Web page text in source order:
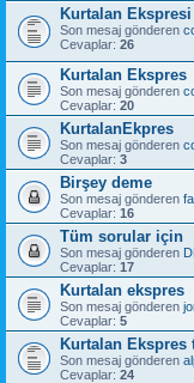
Kurtalan
Son mesaj gönderen
Cevaplar: 26
Kurtalan Ekspres
Son mesaj gönderen
Cevaplar: 20
KurtalanEkpres
Son mesaj gönderen
Cevaplar: 3
Birşey deme
Son mesaj gönderen
Cevaplar: 16
Tüm sorular için
Son mesaj gönderen
Cevaplar: 17
Kurtalan ekspres
Son mesaj gönderen
Cevaplar: 5
Kurtalan Ekspres
Son mesaj gönderen
Cevaplar: 24